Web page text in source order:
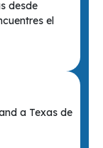
desde
el
a Texas de